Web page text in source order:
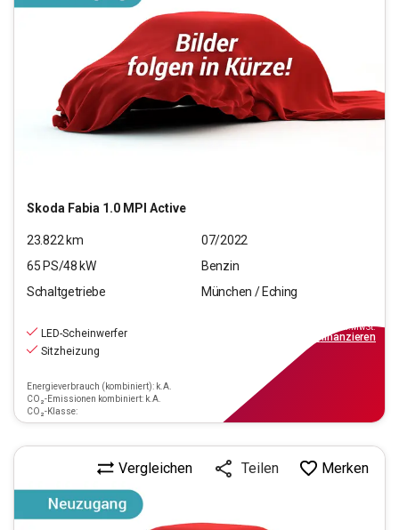
Skoda Fabia 1.0 MPI Active
23.822km
07/2022
65 PS/48 kW
Benzin
Schaltgetriebe
München / Eching
LED-Scheinwerfer
Sitzheizung
Energieverbrauch (kombiniert): k.A.
CO₂-Emissionen kombiniert: k.A.
CO₂-Klasse:
inkl.MwSt.
finanzieren
Vergleichen Teilen Merken